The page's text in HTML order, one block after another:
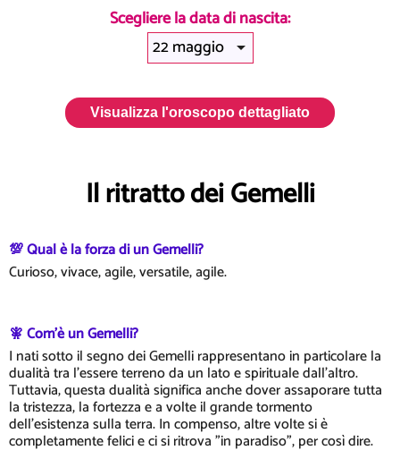
Scegliere la data di nascita:
Visualizza l'oroscopo dettagliato
Il ritratto dei Gemelli
💯 Qual è la forza di un Gemelli?
Curioso, vivace, agile, versatile, agile.
🧚 Com'è un Gemelli?
I nati sotto il segno dei Gemelli rappresentano in particolare la
dualità tra l'essere terreno da un lato e spirituale dall'altro.
Tuttavia, questa dualità significa anche dover assaporare tutta
la tristezza, la fortezza e a volte il grande tormento
dell'esistenza sulla terra. In compenso, altre volte si è
completamente felici e ci si ritrova "in paradiso", per così dire.